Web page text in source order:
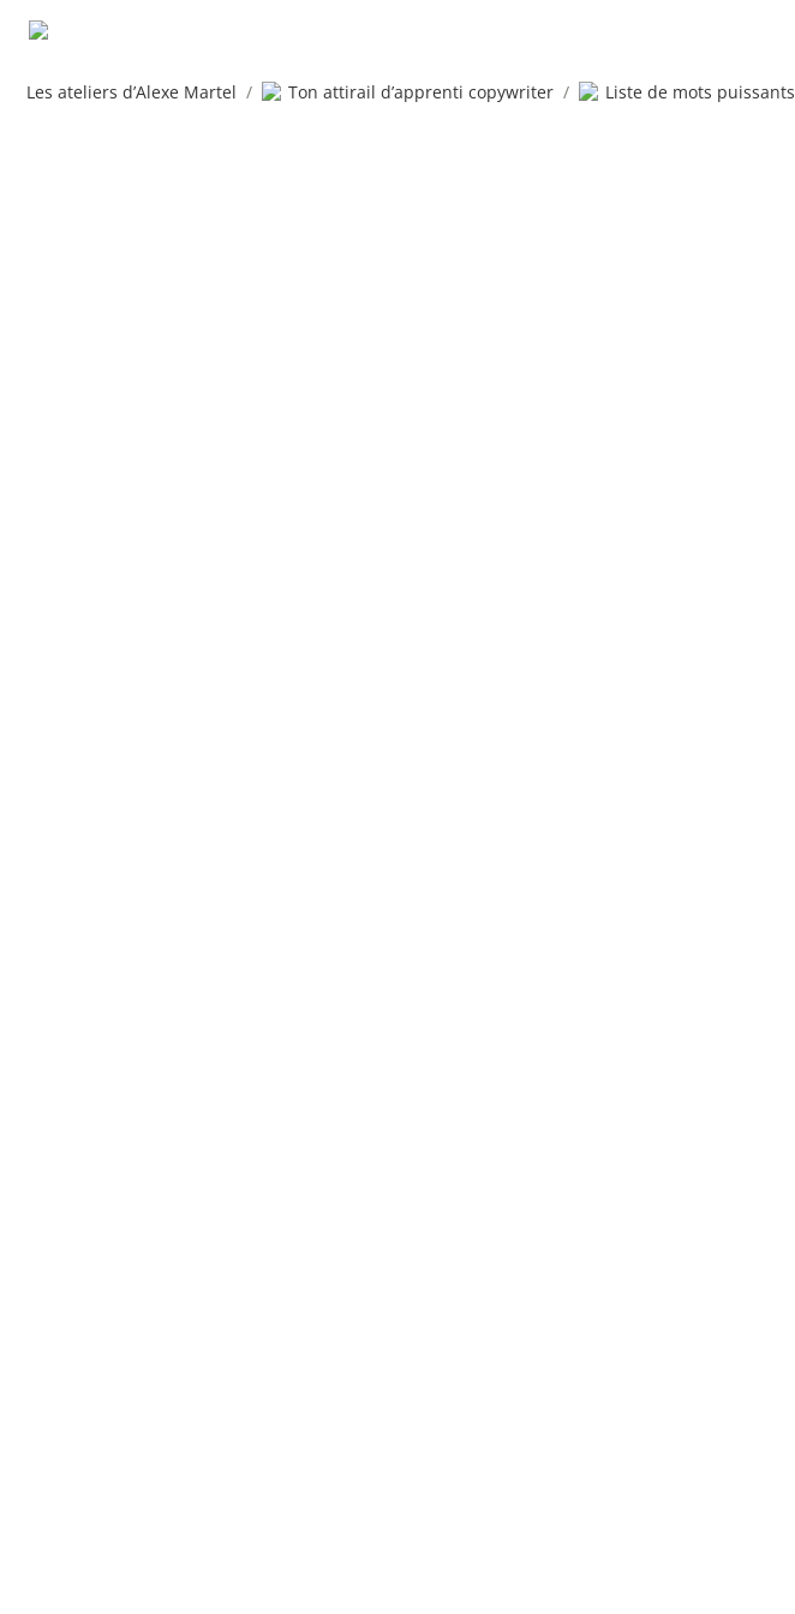
Les ateliers d’Alexe Martel / Ton attirail d’apprenti copywriter / Liste de mots puissants